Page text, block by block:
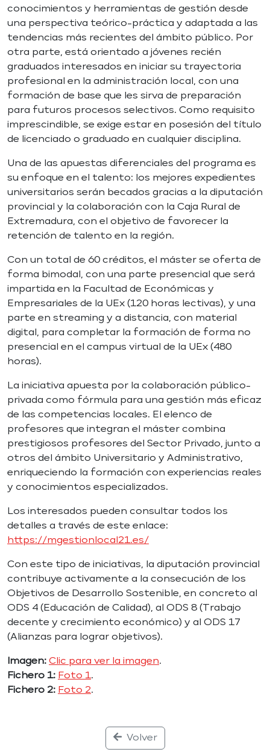
conocimientos y herramientas de gestión desde
una perspectiva teórico-práctica y adaptada a las
tendencias más recientes del ámbito público. Por
otra parte, está orientado a jóvenes recién
graduados interesados en iniciar su trayectoria
profesional en la administración local, con una
formación de base que les sirva de preparación
para futuros procesos selectivos. Como requisito
imprescindible, se exige estar en posesión del título
de licenciado o graduado en cualquier disciplina.
Una de las apuestas diferenciales del programa es
su enfoque en el talento: los mejores expedientes
universitarios serán becados gracias a la diputación
provincial y la colaboración con la Caja Rural de
Extremadura, con el objetivo de favorecer la
retención de talento en la región.
Con un total de 60 créditos, el máster se oferta de
forma bimodal, con una parte presencial que será
impartida en la Facultad de Económicas y
Empresariales de la UEx (120 horas lectivas), y una
parte en streaming y a distancia, con material
digital, para completar la formación de forma no
presencial en el campus virtual de la UEx (480
horas).
La iniciativa apuesta por la colaboración público-
privada como fórmula para una gestión más eficaz
de las competencias locales. El elenco de
profesores que integran el máster combina
prestigiosos profesores del Sector Privado, junto a
otros del ámbito Universitario y Administrativo,
enriqueciendo la formación con experiencias reales
y conocimientos especializados.
Los interesados pueden consultar todos los
detalles a través de este enlace:
https://mgestionlocal21.es/
Con este tipo de iniciativas, la diputación provincial
contribuye activamente a la consecución de los
Objetivos de Desarrollo Sostenible, en concreto al
ODS 4 (Educación de Calidad), al ODS 8 (Trabajo
decente y crecimiento económico) y al ODS 17
(Alianzas para lograr objetivos).
Imagen: Clic para ver la imagen.
Fichero 1: Foto 1.
Fichero 2: Foto 2.
Volver